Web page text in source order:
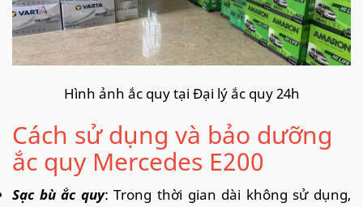
Hình ảnh ắc quy tại Đại lý ắc quy 24h
Cách sử dụng và bảo dưỡng
ắc quy Mercedes E200
Sạc bù ắc quy: Trong thời gian dài không sử dụng,